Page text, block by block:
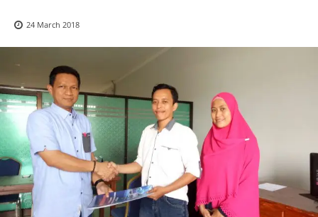
24 March 2018